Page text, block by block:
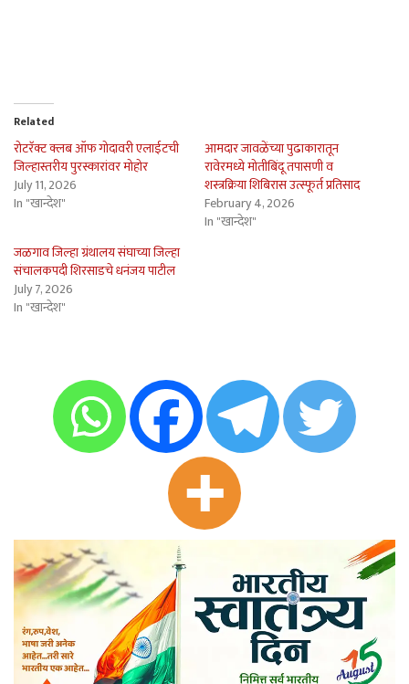
Related
रोटरॅक्ट क्लब ऑफ गोदावरी एलाईटची
जिल्हास्तरीय पुरस्कारांवर मोहोर
July 11, 2026
In "खान्देश"
आमदार जावळेंच्या पुढाकारातून
रावेरमध्ये मोतीबिंदू तपासणी व
शस्त्रक्रिया शिबिरास उत्स्फूर्त प्रतिसाद
February 4, 2026
In "खान्देश"
जळगाव जिल्हा ग्रंथालय संघाच्या जिल्हा
संचालकपदी शिरसाडचे धनंजय पाटील
July 7, 2026
In "खान्देश"